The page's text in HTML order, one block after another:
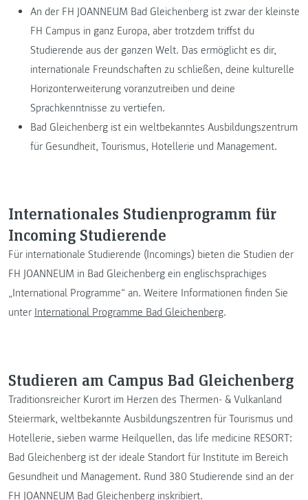
An der FH JOANNEUM Bad Gleichenberg ist zwar der kleinste
FH Campus in ganz Europa, aber trotzdem triffst du
Studierende aus der ganzen Welt. Das ermöglicht es dir,
internationale Freundschaften zu schließen, deine kulturelle
Horizonterweiterung voranzutreiben und deine
Sprachkenntnisse zu vertiefen.
Bad Gleichenberg ist ein weltbekanntes Ausbildungszentrum
für Gesundheit, Tourismus, Hotellerie und Management.
Internationales Studienprogramm für
Incoming Studierende
Für internationale Studierende (Incomings) bieten die Studien der
FH JOANNEUM in Bad Gleichenberg ein englischsprachiges
„International Programme“ an. Weitere Informationen finden Sie
unter International Programme Bad Gleichenberg.
Studieren am Campus Bad Gleichenberg
Traditionsreicher Kurort im Herzen des Thermen- & Vulkanland
Steiermark, weltbekannte Ausbildungszentren für Tourismus und
Hotellerie, sieben warme Heilquellen, das life medicine RESORT:
Bad Gleichenberg ist der ideale Standort für Institute im Bereich
Gesundheit und Management. Rund 380 Studierende sind an der
FH JOANNEUM Bad Gleichenberg inskribiert.